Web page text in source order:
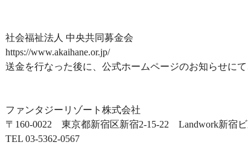
社会福祉法人 中央共同募金会
https://www.akaihane.or.jp/
送金を行なった後に、公式ホームページのお知らせにて
ファンタジーリゾート株式会社
〒160-0022 東京都新宿区新宿2-15-22 Landwork新宿ビ
TEL 03-5362-0567